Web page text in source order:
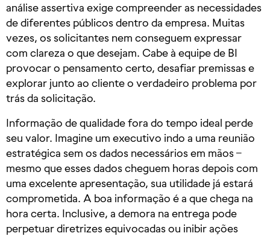
análise assertiva exige compreender as necessidades
de diferentes públicos dentro da empresa. Muitas
vezes, os solicitantes nem conseguem expressar
com clareza o que desejam. Cabe à equipe de BI
provocar o pensamento certo, desafiar premissas e
explorar junto ao cliente o verdadeiro problema por
trás da solicitação.
Informação de qualidade fora do tempo ideal perde
seu valor. Imagine um executivo indo a uma reunião
estratégica sem os dados necessários em mãos –
mesmo que esses dados cheguem horas depois com
uma excelente apresentação, sua utilidade já estará
comprometida. A boa informação é a que chega na
hora certa. Inclusive, a demora na entrega pode
perpetuar diretrizes equivocadas ou inibir ações